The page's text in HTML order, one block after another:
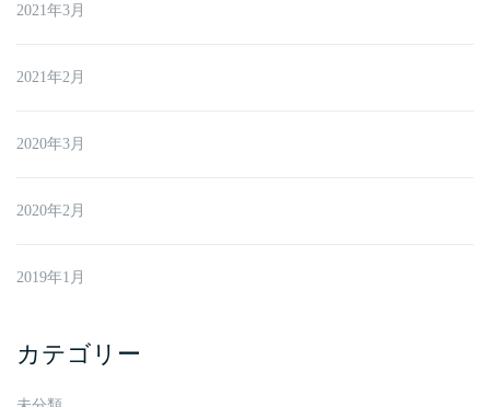
2021年3月
2021年2月
2020年3月
2020年2月
2019年1月
カテゴリー